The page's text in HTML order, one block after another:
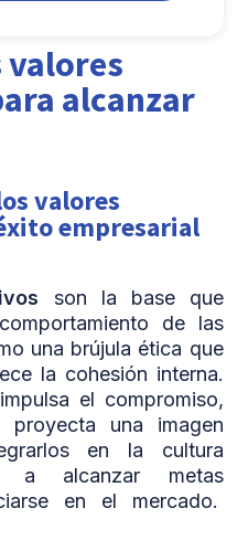
Transforma la cultura
valores
alcanzar
valores
empresarial
son la base que
de las
una brújula ética que
la cohesión interna.
el compromiso,
una imagen
en la cultura
a alcanzar metas
en el mercado.